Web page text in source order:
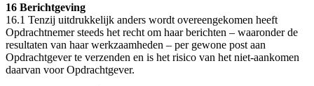
16 Berichtgeving
16.1 Tenzij uitdrukkelijk anders wordt overeengekomen heeft
Opdrachtnemer steeds het recht om haar berichten – waaronder de
resultaten van haar werkzaamheden – per gewone post aan
Opdrachtgever te verzenden en is het risico van het niet-aankomen
daarvan voor Opdrachtgever.